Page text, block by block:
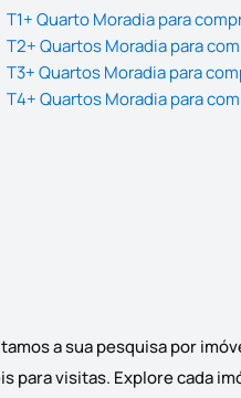
T1+ Quarto Moradia para
T2+ Quartos Moradia para
T3+ Quartos Moradia para
T4+ Quartos Moradia para
a sua pesquisa por
para visitas. Explore cada